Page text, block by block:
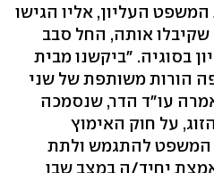
העליון, אליו הגישו
אותה, החל סבב
בסוגיה. "ביקשנו מבית
הורות משותפת של שני
עו"ד הדר, שנסמכה
על חוק האימוץ
המשפט להתגמש ולתת
יחיד/ה במצב שבו